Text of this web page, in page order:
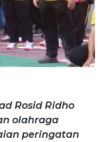
Rosid Ridho
olahraga
peringatan